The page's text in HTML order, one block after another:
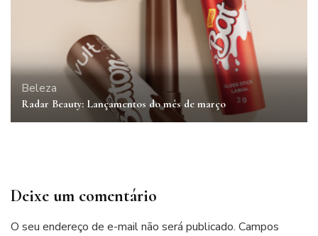
Beleza
Radar Beauty: Lançamentos do mês de março
Deixe um comentário
O seu endereço de e-mail não será publicado. Campos